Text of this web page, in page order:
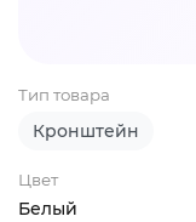
Тип товара
Кронштейн
Цвет
Белый